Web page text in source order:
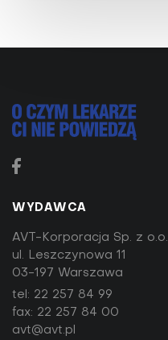
WYDAWCA
AVT-Korporacja Sp. z o.o.
ul. Leszczynowa 11
03-197 Warszawa
tel: 22 257 84 99
fax: 22 257 84 00
avt@avt.pl